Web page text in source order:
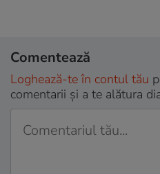
Comentează
Loghează-te în contul tău
comentarii și a te alătura